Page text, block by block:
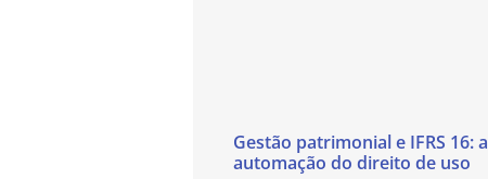
Gestão patrimonial e IFRS 16: a
automação do direito de uso